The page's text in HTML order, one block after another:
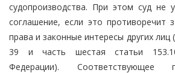
судопроизводства. При этом суд не
соглашение, если это противоречит
права и законные интересы других лиц
39 и часть шестая статьи
Федерации). Соответствующее